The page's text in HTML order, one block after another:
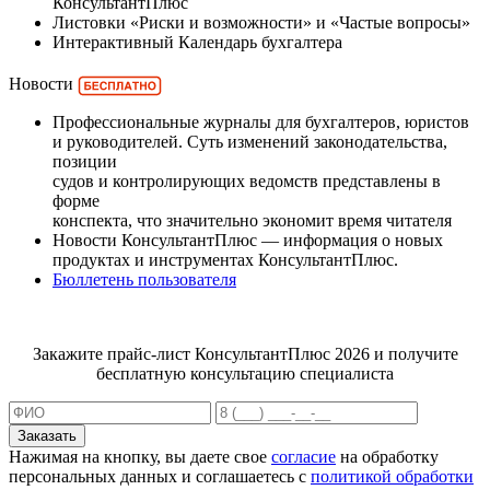
Листовки «Риски и возможности» и «Частые вопросы»
Интерактивный Календарь бухгалтера
Новости
Профессиональные журналы для бухгалтеров, юристов
и руководителей. Суть изменений законодательства,
позиции
судов и контролирующих ведомств представлены в
форме
конспекта, что значительно экономит время читателя
Новости КонсультантПлюс — информация о новых
продуктах и инструментах КонсультантПлюс.
Бюллетень пользователя
Закажите прайс-лист КонсультантПлюс 2026 и получите
бесплатную консультацию специалиста
Заказать
Нажимая на кнопку, вы даете свое согласие на обработку
персональных данных и соглашаетесь с политикой обработки